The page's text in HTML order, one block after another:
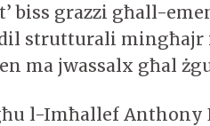
biss grazzi għall-
strutturali mingħajr
ma jwassalx għal
l-Imħallef